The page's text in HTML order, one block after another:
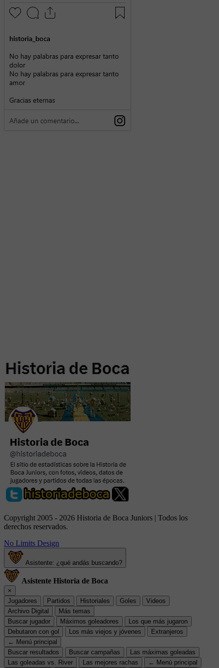
Copyright 2005 - 2026 Historia de Boca Juniors | Todos los
derechos reservados.
No Limits Design
Asistente: ¿qué andás buscando?
Asistente Historia de Boca
×
Jugadores
Partidos Historiales Goles
Videos
Archivo Digital
Más temas
Buscar jugador
Máximos goleadores
Los que más jugaron
Debutaron con gol
Los más viejos y jóvenes
Extranjeros
← Menú principal
Buscar resultados
Buscar campañas
Las máximas goleadas
Las goleadas vs. River
Las mejores rachas
← Menú principal